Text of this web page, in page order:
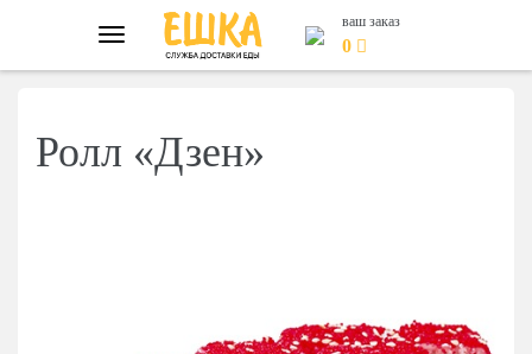
ваш заказ
0
Каталог Роллы
Ролл «Дзен»